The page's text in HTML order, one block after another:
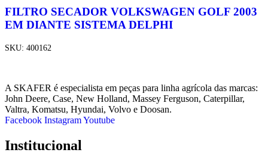
FILTRO SECADOR VOLKSWAGEN GOLF 2003
EM DIANTE SISTEMA DELPHI
SKU: 400162
A SKAFER é especialista em peças para linha agrícola das marcas:
John Deere, Case, New Holland, Massey Ferguson, Caterpillar,
Valtra, Komatsu, Hyundai, Volvo e Doosan.
Facebook InstagramYoutube
Institucional